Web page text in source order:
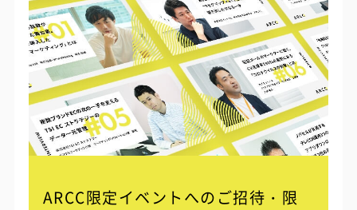
ARCC限定イベントへのご招待・限